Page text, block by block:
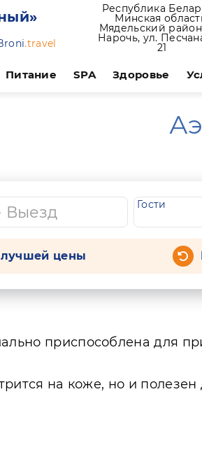
.travel
Республика
Минская
Мядельский
Нарочь, ул.
21
Питание SPA Здоровье
Гости
лучшей цены
приспособлена для
на коже, но и